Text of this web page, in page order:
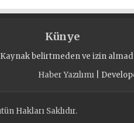
Künye
Kaynak belirtmeden ve izin
Haber Yazılımı|
Hakları Saklıdır.